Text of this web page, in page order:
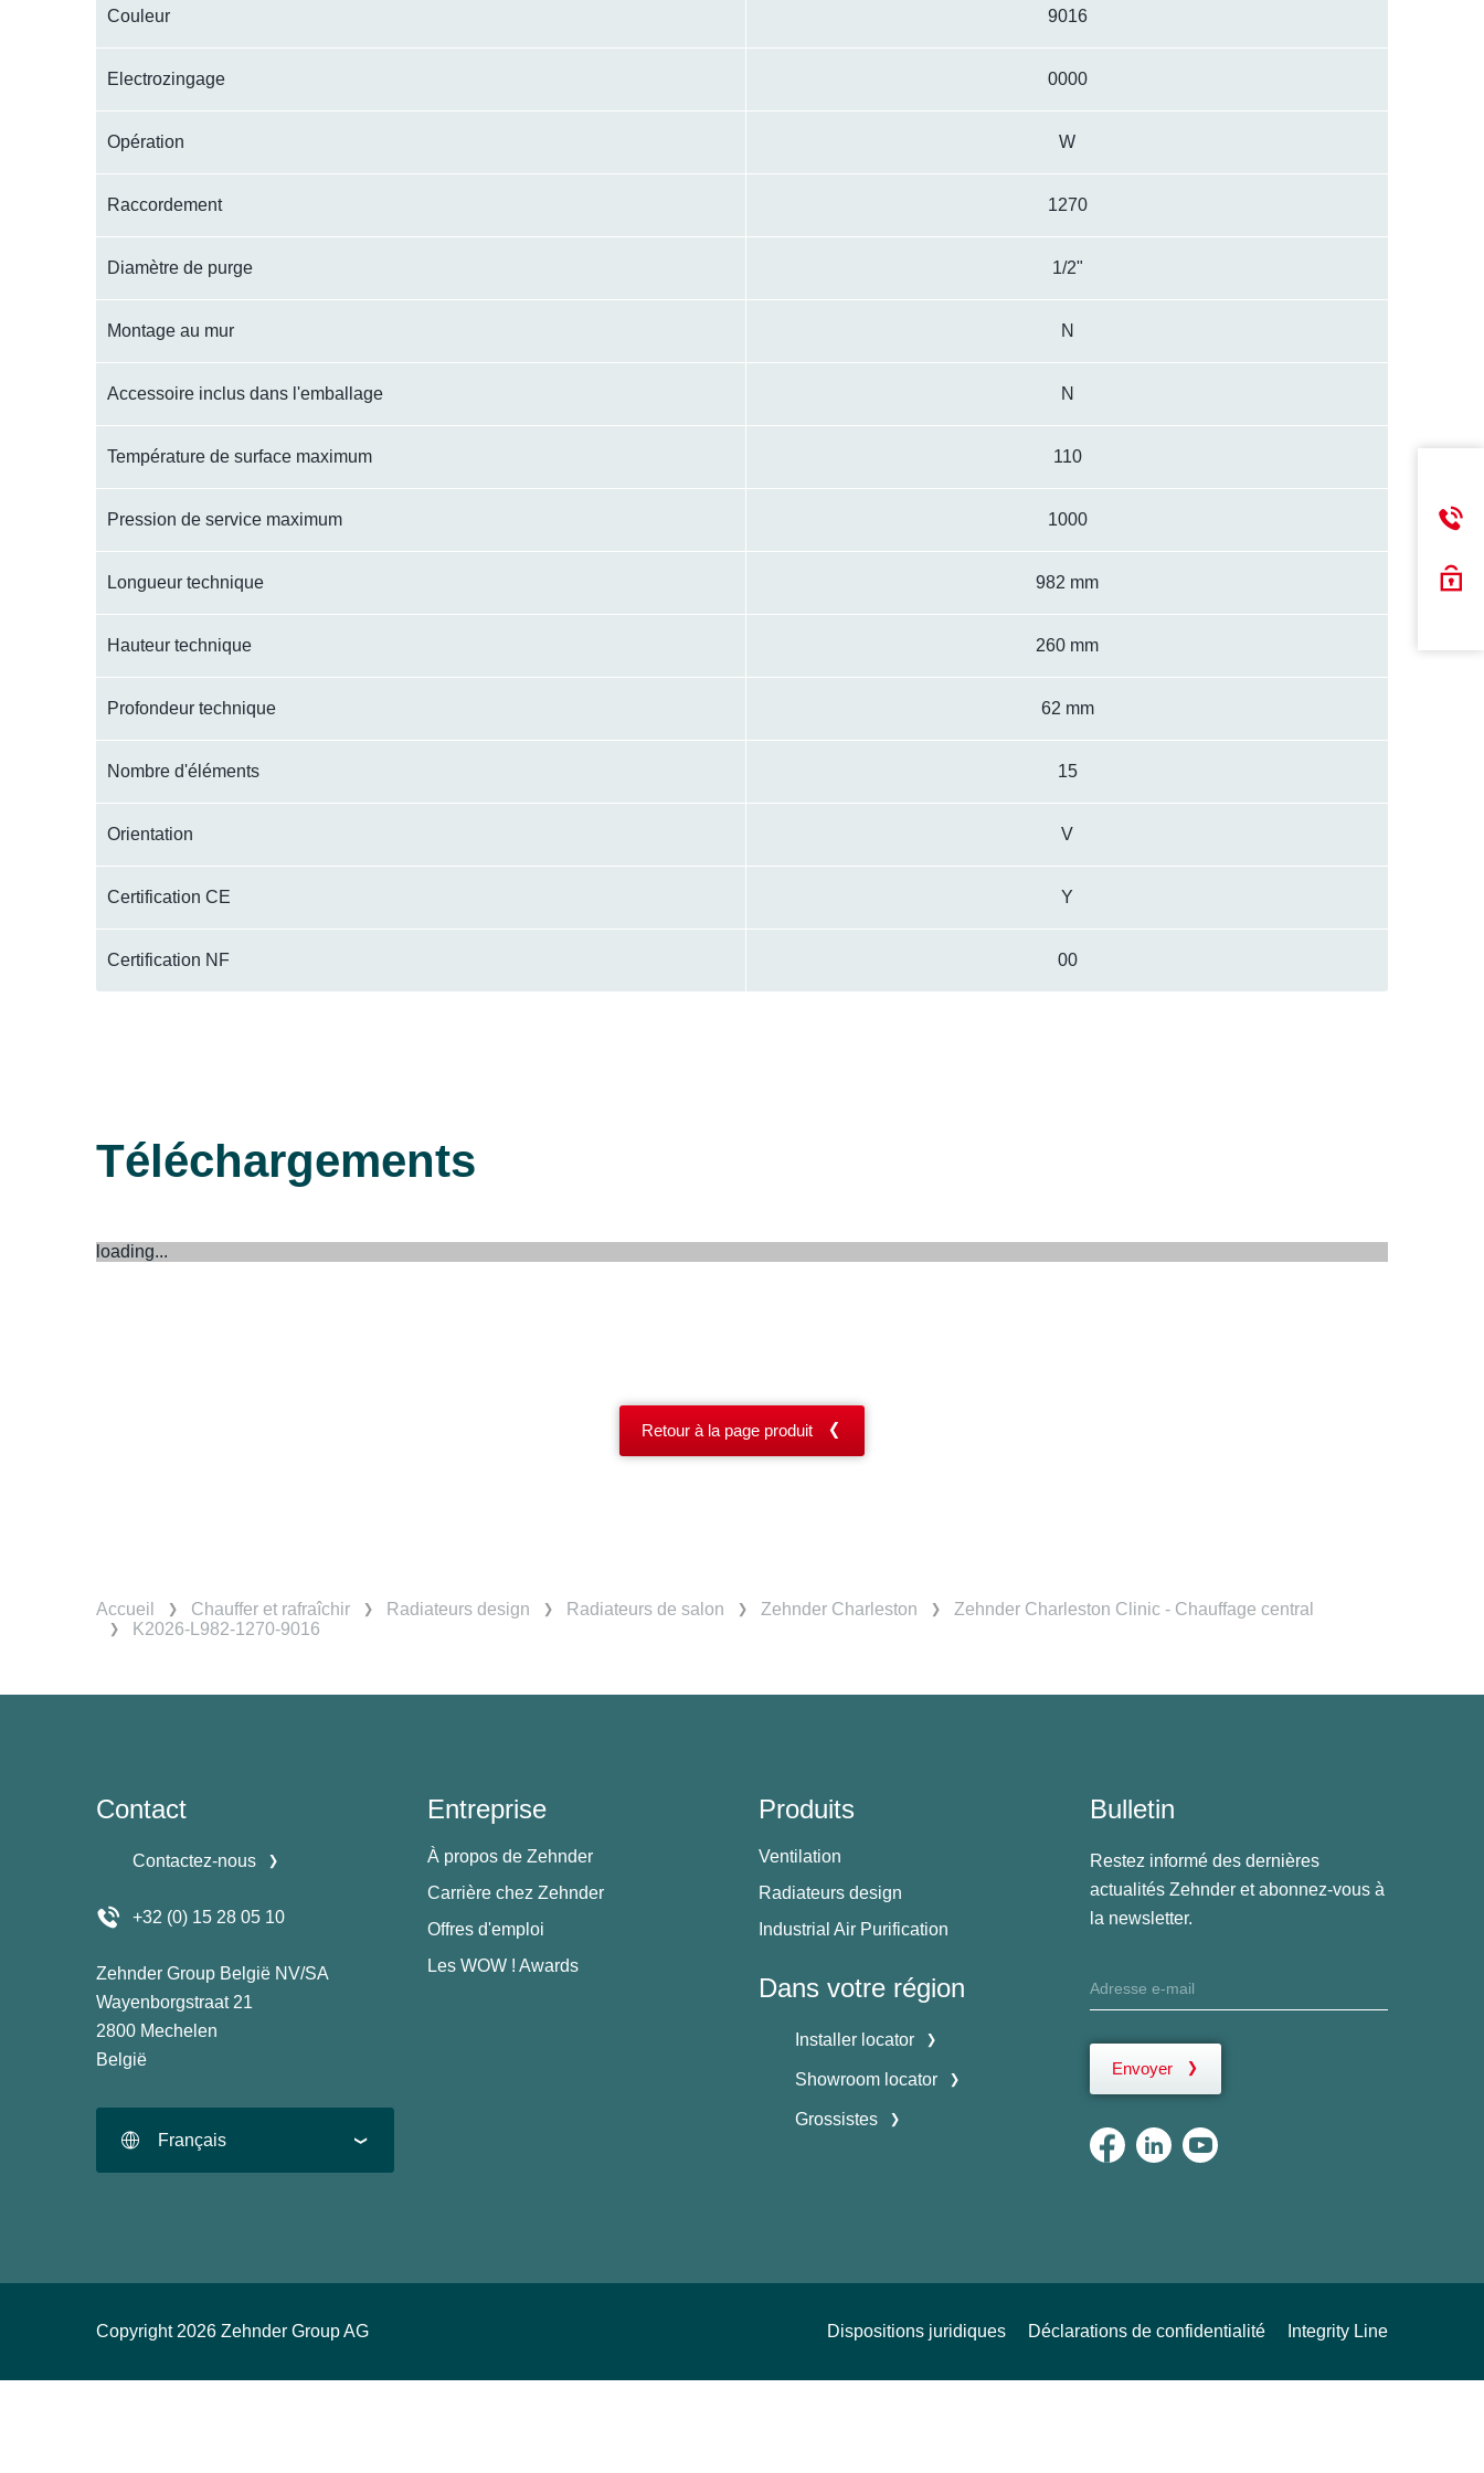
Couleur 9016
Electrozingage 0000
Opération W
Raccordement 1270
Diamètre de purge 1/2"
Montage au mur N
Accessoire inclus dans l'emballage N
Température de surface maximum 110
Pression de service maximum 1000
Longueur technique 982 mm
Hauteur technique 260 mm
Profondeur technique 62 mm
Nombre d'éléments 15
Orientation V
Certification CE Y
Certification NF 00
Téléchargements
loading...
Retour à la page produit
Accueil Chauffer et rafraîchir Radiateurs design Radiateurs de salon Zehnder Charleston
Zehnder Charleston Clinic - Chauffage central
K2026-L982-1270-9016
Contact
Contactez-nous
+32 (0) 15 28 05 10
Zehnder Group België NV/SA
Wayenborgstraat 21
2800 Mechelen
België
Français
Entreprise
À propos de Zehnder
Carrière chez Zehnder
Offres d'emploi
Les WOW ! Awards
Produits
Ventilation
Radiateurs design
Industrial Air Purification
Dans votre région
Installer locator
Showroom locator
Grossistes
Bulletin
Restez informé des dernières
actualités Zehnder et abonnez-vous à
la newsletter.
Envoyer
Copyright 2026 Zehnder Group AG Dispositions juridiques Déclarations de confidentialité Integrity Line